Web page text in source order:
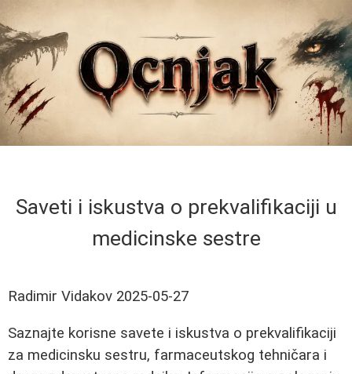
Saveti i iskustva o prekvalifikaciji u
medicinske sestre
Radimir Vidakov 2025-05-27
Saznajte korisne savete i iskustva o prekvalifikaciji
za medicinsku sestru, farmaceutskog tehničara i